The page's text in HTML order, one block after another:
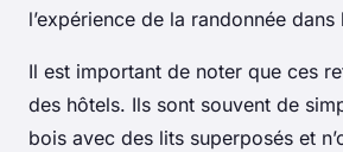
l’expérience de la randonnée
Il est important de noter que ces
des hôtels. Ils sont souvent de
bois avec des lits superposés et